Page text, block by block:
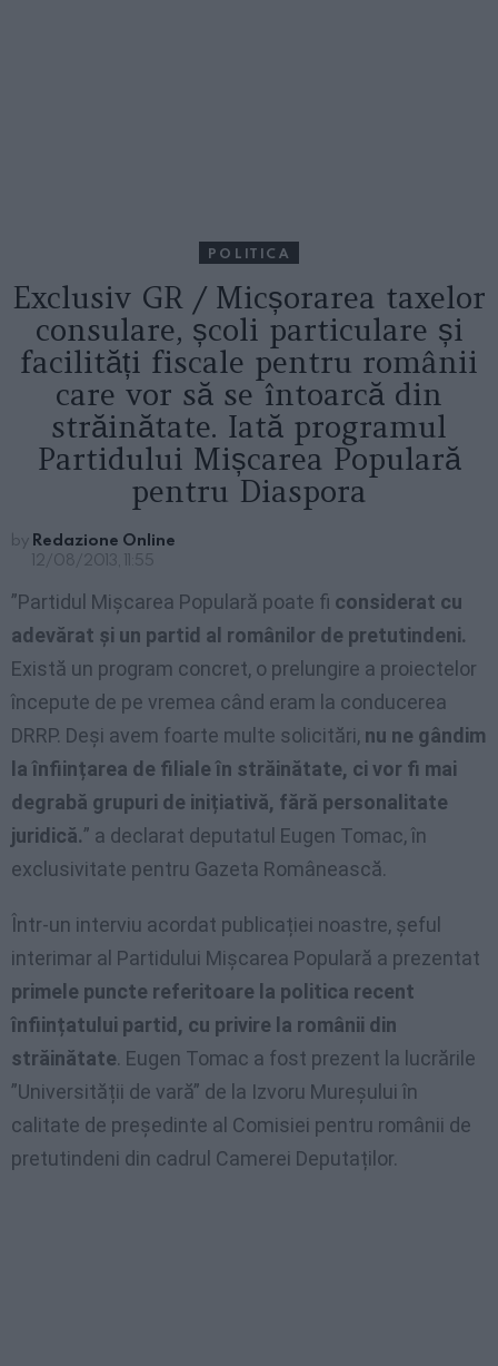
POLITICA
Exclusiv GR / Micșorarea taxelor
consulare, școli particulare și
facilități fiscale pentru românii
care vor să se întoarcă din
străinătate. Iată programul
Partidului Mișcarea Populară
pentru Diaspora
by Redazione Online
12/08/2013, 11:55
”Partidul Mișcarea Populară poate fi considerat cu
adevărat și un partid al românilor de pretutindeni.
Există un program concret, o prelungire a proiectelor
începute de pe vremea când eram la conducerea
DRRP. Deși avem foarte multe solicitări, nu ne gândim
la înființarea de filiale în străinătate, ci vor fi mai
degrabă grupuri de inițiativă, fără personalitate
juridică.” a declarat deputatul Eugen Tomac, în
exclusivitate pentru Gazeta Românească.
Într-un interviu acordat publicației noastre, șeful
interimar al Partidului Mișcarea Populară a prezentat
primele puncte referitoare la politica recent
înființatului partid, cu privire la românii din
străinătate. Eugen Tomac a fost prezent la lucrările
”Universității de vară” de la Izvoru Mureșului în
calitate de președinte al Comisiei pentru românii de
pretutindeni din cadrul Camerei Deputaților.